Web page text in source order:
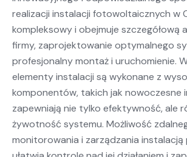
realizacji instalacji fotowoltaicznych w
kompleksowy i obejmuje szczegółową
firmy, zaprojektowanie optymalnego
profesjonalny montaż i uruchomienie.
elementy instalacji są wykonane z
komponentów, takich jak nowoczesne
zapewniają nie tylko efektywność, ale
żywotność systemu. Możliwość
monitorowania i zarządzania